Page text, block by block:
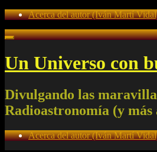
Acerca del autor (Iván Martí
Un Universo con
Divulgando las
Radioastronomía (y más
Acerca del autor (Iván Martí